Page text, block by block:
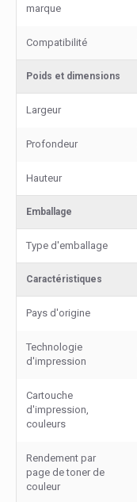
marque
Compatibilité
Poids et dimensions
Largeur
Profondeur
Hauteur
Emballage
Type d'emballage
Caractéristiques
Pays d'origine
Technologie
d'impression
Cartouche
d'impression,
couleurs
Rendement par
page de toner de
couleur